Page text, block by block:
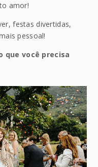
amor!
festas divertidas,
pessoal!
que você precisa